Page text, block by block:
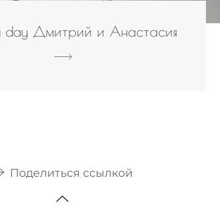
day Дмитрий и Анастасия
Поделиться ссылкой